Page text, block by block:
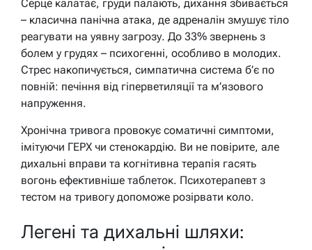
Серце калатає, груди палають, дихання збивається
– класична панічна атака, де адреналін змушує тіло
реагувати на уявну загрозу. До 33% звернень з
болем у грудях – психогенні, особливо в молодих.
Стрес накопичується, симпатична система б’є по
повній: печіння від гіперветиляції та м’язового
напруження.
Хронічна тривога провокує соматичні симптоми,
імітуючи ГЕРХ чи стенокардію. Ви не повірите, але
дихальні вправи та когнітивна терапія гасять
вогонь ефективніше таблеток. Психотерапевт з
тестом на тривогу допоможе розірвати коло.
Легені та дихальні шляхи: